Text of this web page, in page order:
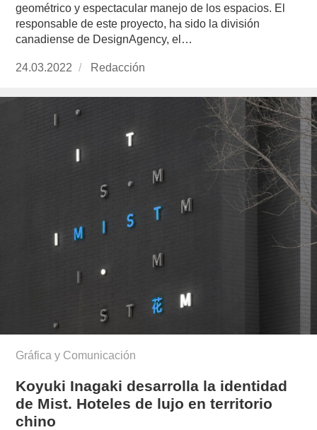
geométrico y espectacular manejo de los espacios. El
responsable de este proyecto, ha sido la división
canadiense de DesignAgency, el…
Publicado
24.03.2022 https://www.experimenta.es/author/redaccion/
Redacción
Gráfica y Comunicación
Koyuki Inagaki desarrolla la identidad
de Mist. Hoteles de lujo en territorio
chino